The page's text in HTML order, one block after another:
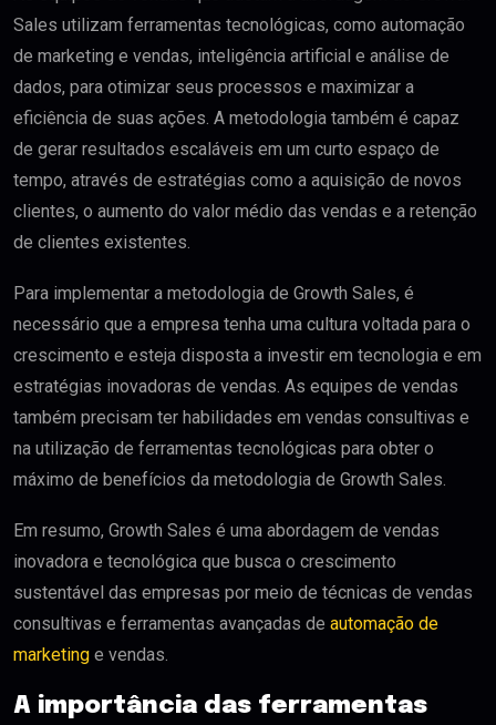
Sales utilizam ferramentas tecnológicas, como automação
de marketing e vendas, inteligência artificial e análise de
dados, para otimizar seus processos e maximizar a
eficiência de suas ações. A metodologia também é capaz
de gerar resultados escaláveis em um curto espaço de
tempo, através de estratégias como a aquisição de novos
clientes, o aumento do valor médio das vendas e a retenção
de clientes existentes.
Para implementar a metodologia de Growth Sales, é
necessário que a empresa tenha uma cultura voltada para o
crescimento e esteja disposta a investir em tecnologia e em
estratégias inovadoras de vendas. As equipes de vendas
também precisam ter habilidades em vendas consultivas e
na utilização de ferramentas tecnológicas para obter o
máximo de benefícios da metodologia de Growth Sales.
Em resumo, Growth Sales é uma abordagem de vendas
inovadora e tecnológica que busca o crescimento
sustentável das empresas por meio de técnicas de vendas
consultivas e ferramentas avançadas de automação de
marketing e vendas.
A importância das ferramentas